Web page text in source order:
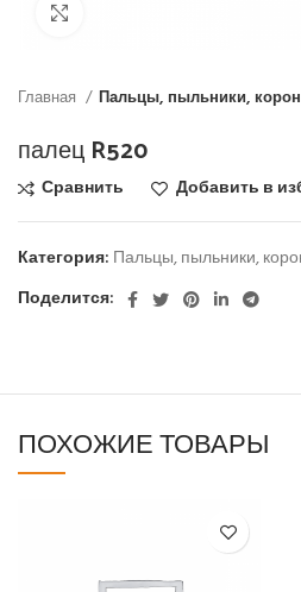
Главная Пальцы, пыльники,
палец R520
Сравнить Добавить в
Категория: Пальцы, пыльники,
Поделится:
ПОХОЖИЕ ТОВАРЫ